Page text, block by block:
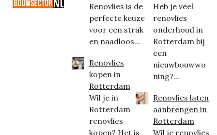
Renovlies is de
perfecte keuze
voor een strak
en naadloos...
Renovlies
kopen in
Rotterdam
Wil je in
Rotterdam
renovlies
kopen? Het is
Heb je veel
renovlies
onderhoud in
Rotterdam bij
een
nieuwbouwwo
ning?...
Renovlies laten
aanbrengen in
Rotterdam
Wil je renovlies